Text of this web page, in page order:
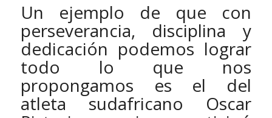
Un ejemplo de que con
perseverancia, disciplina y
dedicación podemos lograr
todo lo que nos
propongamos es el del
atleta sudafricano Oscar